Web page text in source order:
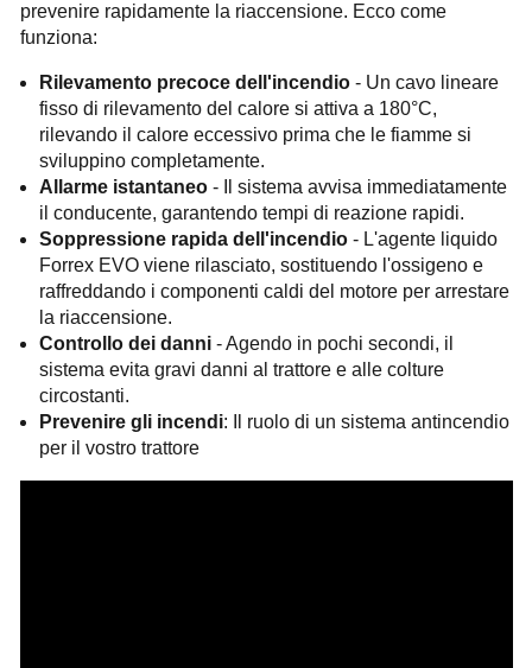
prevenire rapidamente la riaccensione. Ecco come
funziona:
Rilevamento precoce dell'incendio- Un cavo lineare
fisso di rilevamento del calore si attiva a 180°C,
rilevando il calore eccessivo prima che le fiamme si
sviluppino completamente.
Allarme istantaneo- Il sistema avvisa immediatamente
il conducente, garantendo tempi di reazione rapidi.
Soppressione rapida dell'incendio- L'agente liquido
Forrex EVO viene rilasciato, sostituendo l'ossigeno e
raffreddando i componenti caldi del motore per arrestare
la riaccensione.
Controllo dei danni- Agendo in pochi secondi, il
sistema evita gravi danni al trattore e alle colture
circostanti.
Prevenire gli incendi: Il ruolo di un sistema antincendio
per il vostro trattore